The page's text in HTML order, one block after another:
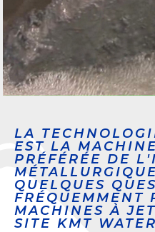
LA
EST LA
PRÉFÉRÉE DE
QUELQUES
FRÉQUEMMENT
MACHINES À
SITE KMT